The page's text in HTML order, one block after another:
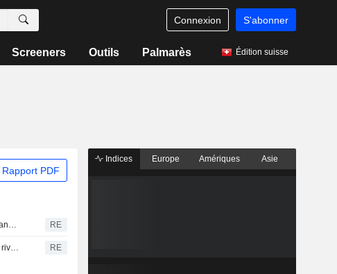
Connexion S'abonner
Screeners Outils Palmarès Édition suisse
Rapport PDF
L'IBEX 35 prolonge sa tendance haussière dans l'espoir d'un accord entre les États-Unis et l'Iran RE
L'IBEX 35 franchit les 20 100 points, les yeux rivés sur le secteur technologique et la géopolitique RE
Indices Europe Amériques Asie